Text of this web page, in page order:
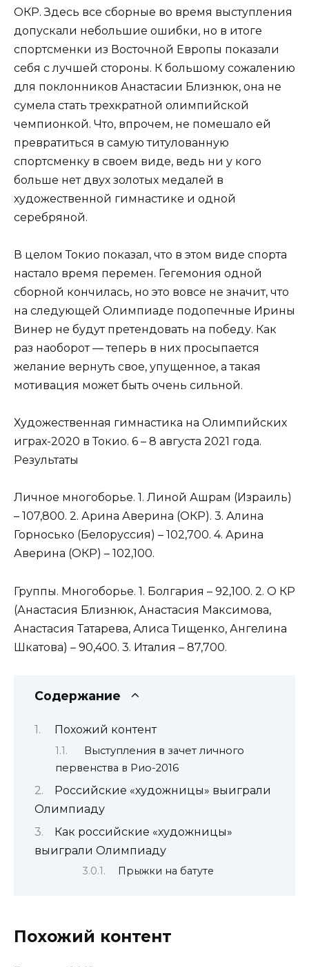
ОКР. Здесь все сборные во время выступления
допускали небольшие ошибки, но в итоге
спортсменки из Восточной Европы показали
себя с лучшей стороны. К большому сожалению
для поклонников Анастасии Близнюк, она не
сумела стать трехкратной олимпийской
чемпионкой. Что, впрочем, не помешало ей
превратиться в самую титулованную
спортсменку в своем виде, ведь ни у кого
больше нет двух золотых медалей в
художественной гимнастике и одной
серебряной.
В целом Токио показал, что в этом виде спорта
настало время перемен. Гегемония одной
сборной кончилась, но это вовсе не значит, что
на следующей Олимпиаде подопечные Ирины
Винер не будут претендовать на победу. Как
раз наоборот — теперь в них просыпается
желание вернуть свое, упущенное, а такая
мотивация может быть очень сильной.
Художественная гимнастика на Олимпийских
играх-2020 в Токио. 6 – 8 августа 2021 года.
Результаты
Личное многоборье. 1. Линой Ашрам (Израиль)
– 107,800. 2. Арина Аверина (ОКР). 3. Алина
Горносько (Белоруссия) – 102,700. 4. Арина
Аверина (ОКР) – 102,100.
Группы. Многоборье. 1. Болгария – 92,100. 2. О КР
(Анастасия Близнюк, Анастасия Максимова,
Анастасия Татарева, Алиса Тищенко, Ангелина
Шкатова) – 90,400. 3. Италия – 87,700.
Содержание
Похожий контент
Выступления в зачет личного
первенства в Рио-2016
Российские «художницы» выиграли
Олимпиаду
Как российские «художницы»
выиграли Олимпиаду
Прыжки на батуте
Похожий контент